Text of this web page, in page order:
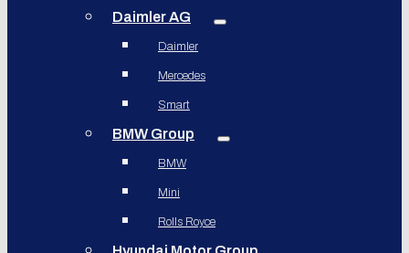
Daimler AG
Daimler
Mercedes
Smart
BMW Group
BMW
Mini
Rolls Royce